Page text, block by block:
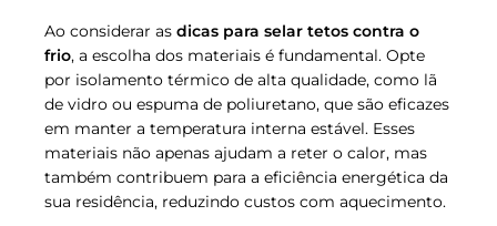
Ao considerar as dicas para selar tetos contra o
frio, a escolha dos materiais é fundamental. Opte
por isolamento térmico de alta qualidade, como lã
de vidro ou espuma de poliuretano, que são eficazes
em manter a temperatura interna estável. Esses
materiais não apenas ajudam a reter o calor, mas
também contribuem para a eficiência energética da
sua residência, reduzindo custos com aquecimento.